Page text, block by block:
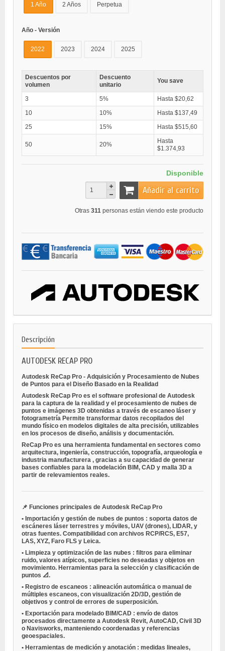
1 Año 2 Años Perpetua
Año - Versión
2022 2023 2024 2025
Descuentos por
volumen
Descuento
unitario
You save
3 5%
Hasta $20,62
10
10%
Hasta $137,49
25
15% Hasta $515,60
50 20%
Hasta
$1.374,93
Disponible
Añadir al carrito
Otras 311 personas están viendo este producto
Descripción
AUTODESK RECAP PRO
Autodesk ReCap Pro - Adquisición y Procesamiento de Nubes
de Puntos para el Diseño Basado en la Realidad
Autodesk ReCap Pro es el software profesional de Autodesk
para la captura de la realidad y el procesamiento de nubes de
puntos e imágenes 3D obtenidas a través de escaneo láser y
fotogrametría Permite transformar datos recopilados del
mundo físico en modelos digitales de alta precisión, utilizables
en los procesos de diseño, análisis y documentación.
ReCap Pro es una herramienta fundamental en sectores como
arquitectura, ingeniería, construcción, topografía, arqueología e
industria manufacturera , gracias a su capacidad de generar
bases confiables para la modelación BIM, CAD y malla 3D a
partir de relevamientos reales.
📌 Funciones principales de Autodesk ReCap Pro
• Importación y gestión de nubes de puntos : soporta datos de
escáneres láser terrestres y móviles, UAV (drones), LIDAR, y
otras fuentes. Compatibilidad con archivos RCP/RCS, E57,
LAS, XYZ, Faro FLS y Leica.
• Limpieza y optimización de las nubes : filtros para eliminar
ruido, valores atípicos, superficies no deseadas y objetos en
movimiento. Herramientas para la selección y clasificación de
puntos 📐.
• Registro de escaneos : alineación automática o manual de
múltiples escaneos, con visualización 2D/3D, gestión de
objetivos y control de errores de superposición.
• Exportación para modelado BIM/CAD : envío de datos
procesados directamente a Autodesk Revit, AutoCAD, Civil 3D
o Navisworks, manteniendo coordenadas y referencias
geoespaciales.
• Herramientas de medición y anotación : medidas lineales,